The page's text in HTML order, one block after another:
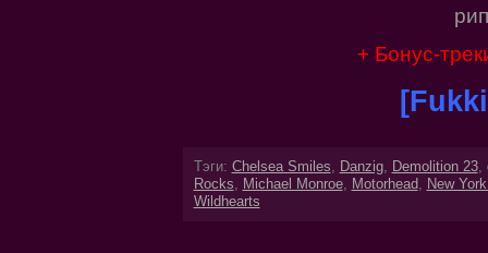
+ Бонус-
Тэги: Chelsea Smiles, Danzig, Demolition 23,
Rocks, Michael Monroe, Motorhead, New
Wildhearts